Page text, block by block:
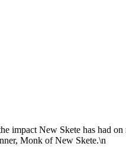
impact New Skete has had
Monk of New Skete.\n